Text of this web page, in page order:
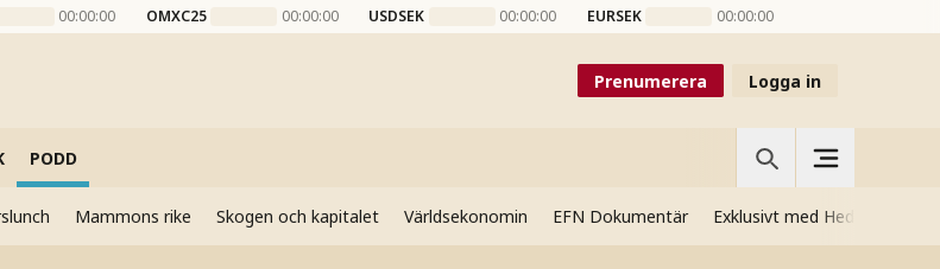
00:00:00 OMXC25 00:00:00 USDSEK 00:00:00 EURSEK 00:00:00
Prenumerera Logga in
PODD
Mammons rike Skogen och kapitalet Världsekonomin EFN Dokumentär Exklusivt med Hedenmo